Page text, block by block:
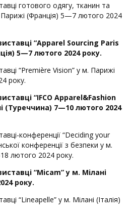
готового одягу, тканин та
Парижі (Франція) 5—7 лютого 2024
“Apparel Sourcing Paris
5—7 лютого 2024 року.
“Première Vision” у м. Парижі
року.
“IFCO Apparel&Fashion
(Туреччина) 7—10 лютого 2024
конференції “Deciding your
конференції з безпеки y м.
лютого 2024 року.
“Micam” у м. Мілані
року.
“Lineapelle” у м. Мілані (Італія)